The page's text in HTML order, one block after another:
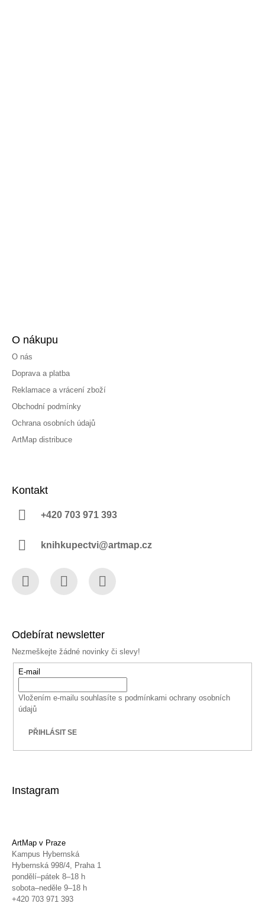
O nákupu
O nás
Doprava a platba
Reklamace a vrácení zboží
Obchodní podmínky
Ochrana osobních údajů
ArtMap distribuce
Kontakt
+420 703 971 393
knihkupectvi@artmap.cz
Odebírat newsletter
Nezmeškejte žádné novinky či slevy!
E-mail
Vložením e-mailu souhlasíte s podmínkami ochrany osobních
údajů
PŘIHLÁSIT SE
Instagram
ArtMap v Praze
Kampus Hybernská
Hybernská 998/4, Praha 1
pondělí–pátek 8–18 h
sobota–neděle 9–18 h
+420 703 971 393